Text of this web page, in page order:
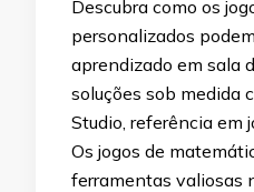
Descubra como os
personalizados
aprendizado em sala
soluções sob medida
Studio, referência em
Os jogos de
ferramentas valiosas